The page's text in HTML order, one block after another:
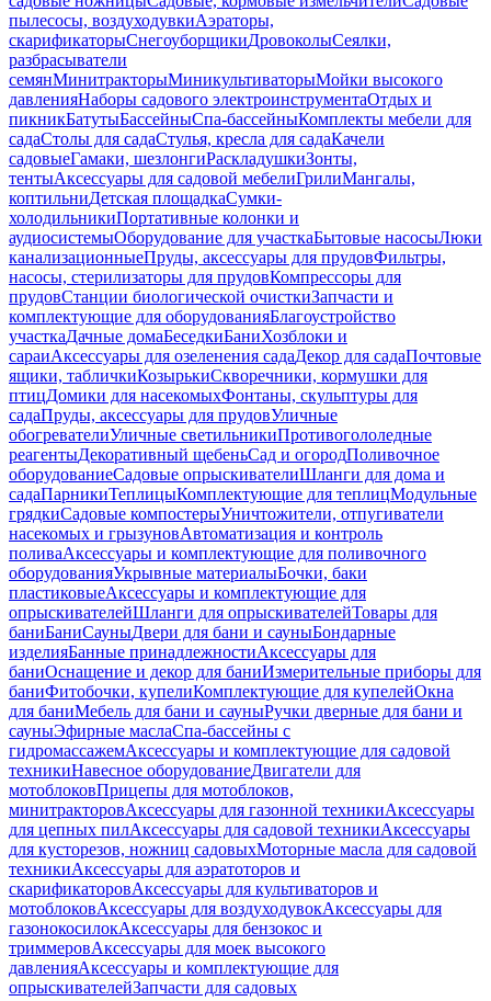
пылесосы, воздуходувкиАэраторы,
скарификаторыСнегоуборщикиДровоколыСеялки,
разбрасыватели
семянМинитракторыМиникультиваторыМойки высокого
давленияНаборы садового электроинструментаОтдых и
пикникБатутыБассейныСпа-бассейныКомплекты мебели для
садаСтолы для садаСтулья, кресла для садаКачели
садовыеГамаки, шезлонгиРаскладушкиЗонты,
тентыАксессуары для садовой мебелиГрилиМангалы,
коптильниДетская площадкаСумки-
холодильникиПортативные колонки и
аудиосистемыОборудование для участкаБытовые насосыЛюки
канализационныеПруды, аксессуары для прудовФильтры,
насосы, стерилизаторы для прудовКомпрессоры для
прудовСтанции биологической очисткиЗапчасти и
комплектующие для оборудованияБлагоустройство
участкаДачные домаБеседкиБаниХозблоки и
сараиАксессуары для озеленения садаДекор для садаПочтовые
ящики, табличкиКозырькиСкворечники, кормушки для
птицДомики для насекомыхФонтаны, скульптуры для
садаПруды, аксессуары для прудовУличные
обогревателиУличные светильникиПротивогололедные
реагентыДекоративный щебеньСад и огородПоливочное
оборудованиеСадовые опрыскивателиШланги для дома и
садаПарникиТеплицыКомплектующие для теплицМодульные
грядкиСадовые компостерыУничтожители, отпугиватели
насекомых и грызуновАвтоматизация и контроль
поливаАксессуары и комплектующие для поливочного
оборудованияУкрывные материалыБочки, баки
пластиковыеАксессуары и комплектующие для
опрыскивателейШланги для опрыскивателейТовары для
баниБаниСауныДвери для бани и сауныБондарные
изделияБанные принадлежностиАксессуары для
баниОснащение и декор для баниИзмерительные приборы для
баниФитобочки, купелиКомплектующие для купелейОкна
для баниМебель для бани и сауныРучки дверные для бани и
сауныЭфирные маслаСпа-бассейны с
гидромассажемАксессуары и комплектующие для садовой
техникиНавесное оборудованиеДвигатели для
мотоблоковПрицепы для мотоблоков,
минитракторовАксессуары для газонной техникиАксессуары
для цепных пилАксессуары для садовой техникиАксессуары
для кусторезов, ножниц садовыхМоторные масла для садовой
техникиАксессуары для аэратоторов и
скарификаторовАксессуары для культиваторов и
мотоблоковАксессуары для воздуходувокАксессуары для
газонокосилокАксессуары для бензокос и
триммеровАксессуары для моек высокого
давленияАксессуары и комплектующие для
опрыскивателейЗапчасти для садовых